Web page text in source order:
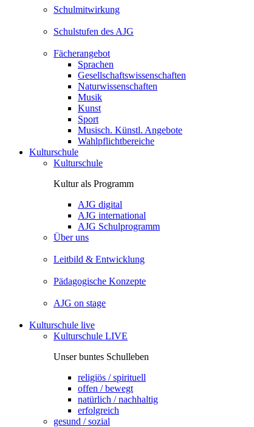
Schulmitwirkung
Schulstufen des AJG
Fächerangebot
Sprachen
Gesellschaftswissenschaften
Naturwissenschaften
Musik
Kunst
Sport
Musisch. Künstl. Angebote
Wahlpflichtbereiche
Kulturschule
Kulturschule
Kultur als Programm
AJG digital
AJG international
AJG Schulprogramm
Über uns
Leitbild & Entwicklung
Pädagogische Konzepte
AJG on stage
Kulturschule live
Kulturschule LIVE
Unser buntes Schulleben
religiös / spirituell
offen / bewegt
natürlich / nachhaltig
erfolgreich
gesund / sozial